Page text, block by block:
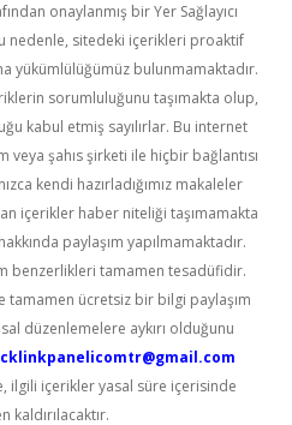
onaylanmış bir Yer Sağlayıcı
nedenle, sitedeki içerikleri proaktif
yükümlülüğümüz bulunmamaktadır.
sorumluluğunu taşımakta olup,
kabul etmiş sayılırlar. Bu internet
şahıs şirketi ile hiçbir bağlantısı
kendi hazırladığımız makaleler
içerikler haber niteliği taşımamakta
paylaşım yapılmamaktadır.
benzerlikleri tamamen tesadüfidir.
tamamen ücretsiz bir bilgi paylaşım
düzenlemelere aykırı olduğunu
ilgili içerikler yasal süre içerisinde
kaldırılacaktır.